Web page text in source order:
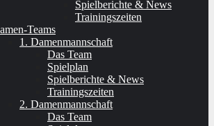
Spielberichte & News
Trainingszeiten
Teams
1. Damenmannschaft
Das Team
Spielplan
Spielberichte & News
Trainingszeiten
2. Damenmannschaft
Das Team